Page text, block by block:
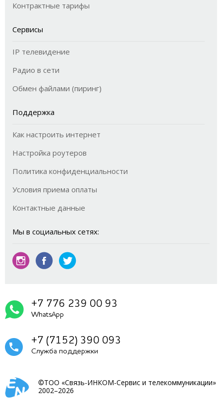
Контрактные тарифы
Сервисы
IP телевидение
Радио в сети
Обмен файлами (пиринг)
Поддержка
Как настроить интернет
Настройка роутеров
Политика конфиденциальности
Условия приема оплаты
Контактные данные
Мы в социальных сетях:
+7 776 239 00 93
WhatsApp
+7 (7152) 390 093
Служба поддержки
©ТОО «Связь-ИНКОМ-Сервис и телекоммуникации»
2002–2026